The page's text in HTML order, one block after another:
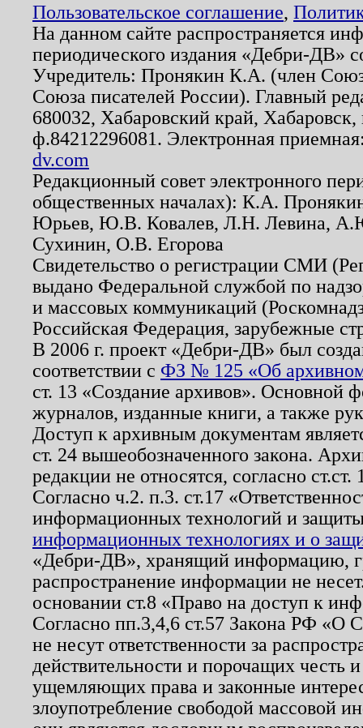
Пользовательское соглашение,
На данном сайте распространяется
периодического издания «Дебри-ДВ»
Учредитель: Пронякин К.А. (член
Союза писателей России). Главный
680032, Хабаровский край,
ф.84212296081. Электронная
dv.com
Редакционный совет электронного
общественных началах): К.А.
Юрьев, Ю.В. Ковалев, Л.Н. Левина,
Сухинин, О.В. Егорова
Свидетельство о регистрации СМИ
выдано Федеральной службой по
и массовых коммуникаций
Российская Федерация, зарубежные
В 2006 г. проект «Дебри-ДВ» был
соответствии с ФЗ № 125 «Об
ст. 13 «Создание архивов». Основной
журналов, изданные книги, а также
Доступ к архивным документам
ст. 24 вышеобозначенного закона.
редакции не относятся, согласно
Согласно ч.2. п.3. ст.17
информационных технологий и
информационных технологиях и о
«Дебри-ДВ», хранящий информацию,
распространение информации не
основании ст.8 «Право на доступ к
Согласно пп.3,4,6 ст.57 Закона РФ «О
не несут ответственности за
действительности и порочащих честь
ущемляющих права и законные
злоупотребление свободой массовой